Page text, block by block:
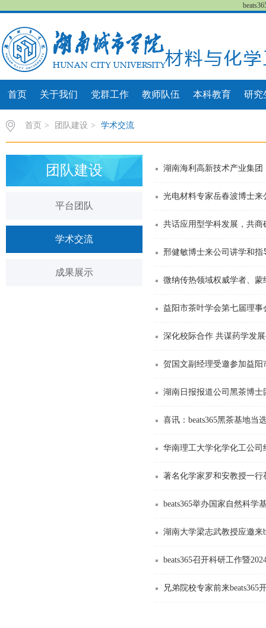
首页 关于我们 党群工作 教师队伍 本科教育 研究
首页 > 团队建设 > 学术交流
团队建设
平台团队
学术交流
成果展示
湖南海利高新技术产业集
光电材料专家岳春波博士
共话应用型学科发展，共
邢健敏博士来公司讲学和指
微纳传热领域权威学者、
益阳市茶叶学会第七届理事
深化校际合作 共谋药学发
贺国文副经理受邀参加益阳
湖南日报报道公司黑茶博士
喜讯：beats365黑茶基地当
华南理工大学化学化工公
著名化学家罗和安教授一
湖南大学梁志武教授应邀来
beats365召开科研工作暨
兄弟院校专家前来